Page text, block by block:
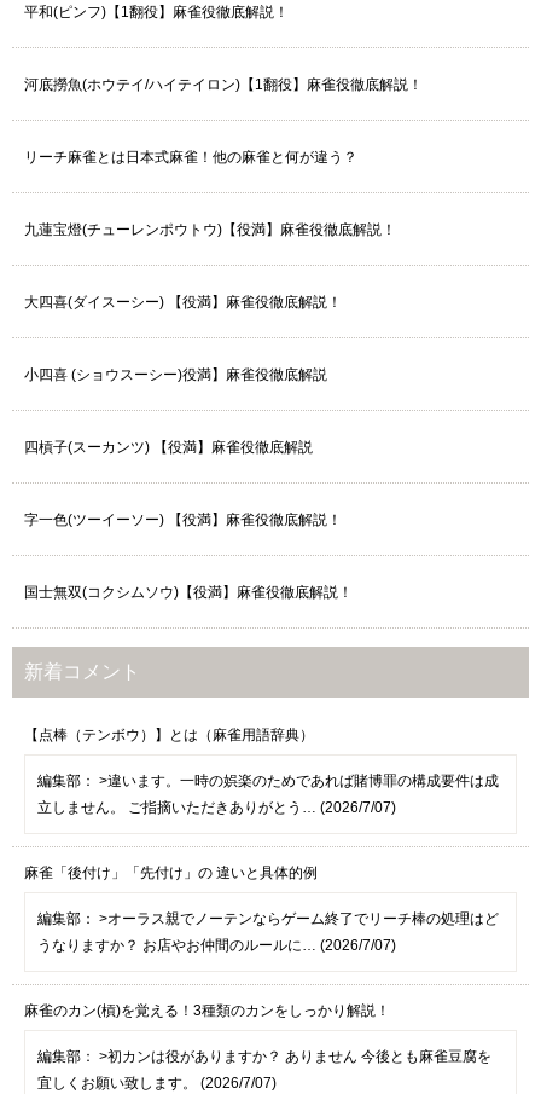
平和(ピンフ)【1翻役】麻雀役徹底解説！
河底撈魚(ホウテイ/ハイテイロン)【1翻役】麻雀役徹底解説！
リーチ麻雀とは日本式麻雀！他の麻雀と何が違う？
九蓮宝燈(チューレンポウトウ)【役満】麻雀役徹底解説！
大四喜(ダイスーシー) 【役満】麻雀役徹底解説！
小四喜 (ショウスーシー)役満】麻雀役徹底解説
四槓子(スーカンツ) 【役満】麻雀役徹底解説
字一色(ツーイーソー) 【役満】麻雀役徹底解説！
国士無双(コクシムソウ)【役満】麻雀役徹底解説！
新着コメント
【点棒（テンボウ）】とは（麻雀用語辞典）
編集部： >違います。一時の娯楽のためであれば賭博罪の構成要件は成
立しません。 ご指摘いただきありがとう… (2026/7/07)
麻雀「後付け」「先付け」の 違いと具体的例
編集部： >オーラス親でノーテンならゲーム終了でリーチ棒の処理はど
うなりますか？ お店やお仲間のルールに… (2026/7/07)
麻雀のカン(槓)を覚える！3種類のカンをしっかり解説！
編集部： >初カンは役がありますか？ ありません 今後とも麻雀豆腐を
宜しくお願い致します。 (2026/7/07)